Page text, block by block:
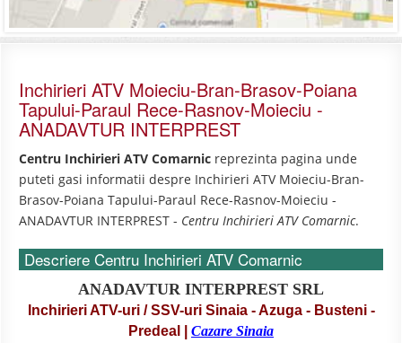
Inchirieri ATV Moieciu-Bran-Brasov-Poiana
Tapului-Paraul Rece-Rasnov-Moieciu -
ANADAVTUR INTERPREST
Centru Inchirieri ATV Comarnic reprezinta pagina unde
puteti gasi informatii despre Inchirieri ATV Moieciu-Bran-
Brasov-Poiana Tapului-Paraul Rece-Rasnov-Moieciu -
ANADAVTUR INTERPREST - Centru Inchirieri ATV Comarnic.
Descriere Centru Inchirieri ATV Comarnic
ANADAVTUR INTERPREST SRL
Inchirieri ATV-uri / SSV-uri Sinaia - Azuga - Busteni -
Predeal | Cazare Sinaia